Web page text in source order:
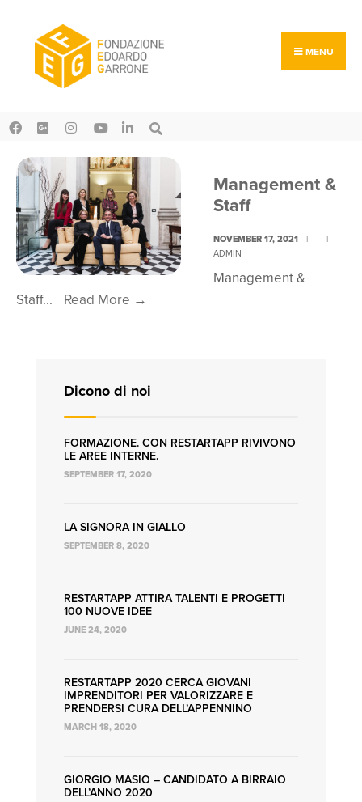
content
MENU
Management &
Staff
NOVEMBER 17, 2021 |
|
ADMIN
Management &
Staff... Read More →
Dicono di noi
FORMAZIONE. CON RESTARTAPP RIVIVONO
LE AREE INTERNE.
SEPTEMBER 17, 2020
LA SIGNORA IN GIALLO
SEPTEMBER 8, 2020
RESTARTAPP ATTIRA TALENTI E PROGETTI
100 NUOVE IDEE
JUNE 24, 2020
RESTARTAPP 2020 CERCA GIOVANI
IMPRENDITORI PER VALORIZZARE E
PRENDERSI CURA DELL’APPENNINO
MARCH 18, 2020
GIORGIO MASIO – CANDIDATO A BIRRAIO
DELL’ANNO 2020
for: